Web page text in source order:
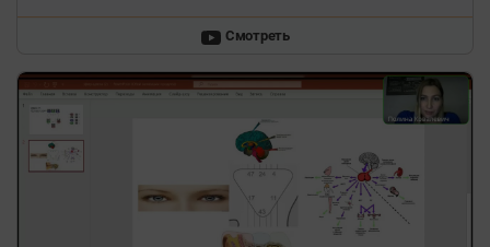
Смотреть